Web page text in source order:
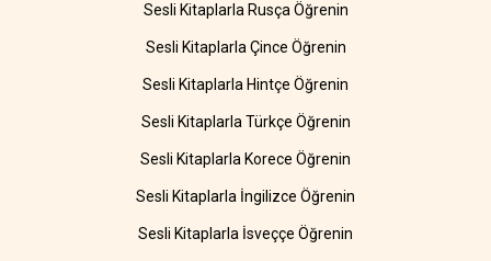
Sesli Kitaplarla Rusça Öğrenin
Sesli Kitaplarla Çince Öğrenin
Sesli Kitaplarla Hintçe Öğrenin
Sesli Kitaplarla Türkçe Öğrenin
Sesli Kitaplarla Korece Öğrenin
Sesli Kitaplarla İngilizce Öğrenin
Sesli Kitaplarla İsveççe Öğrenin